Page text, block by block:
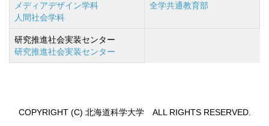
メディアデザイン学科
人間社会学科
全学共通教育部
研究推進社会実装センター
研究推進社会実装センター
COPYRIGHT (C) 北海道科学大学 ALL RIGHTS RESERVED.